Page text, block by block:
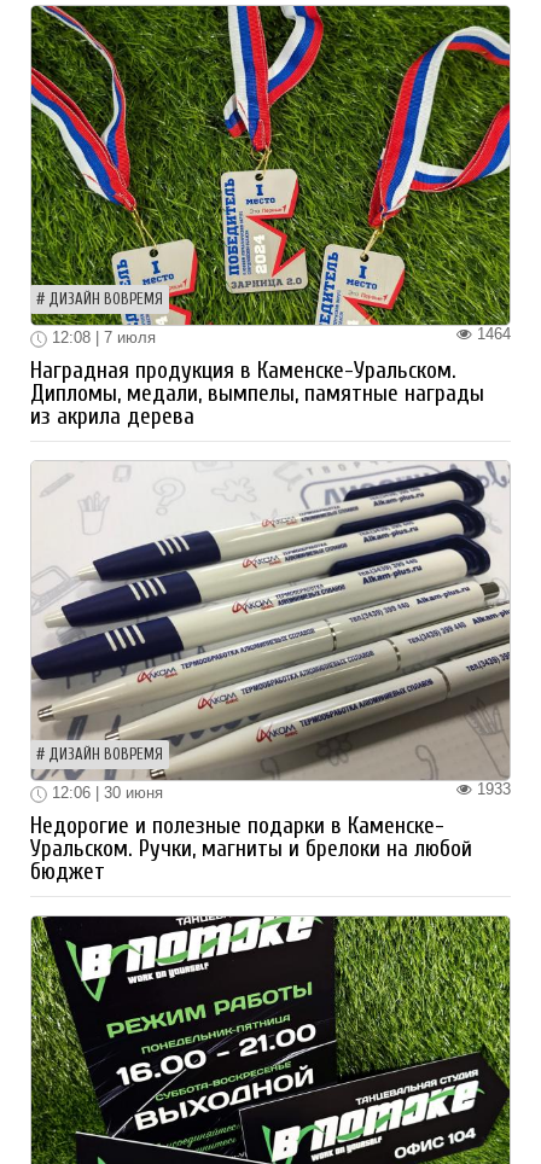
ДИЗАЙН ВОВРЕМЯ
1464
12:08 | 7 июля
Наградная продукция в Каменске-Уральском.
Дипломы, медали, вымпелы, памятные награды
из акрила дерева
ДИЗАЙН ВОВРЕМЯ
1933
12:06 | 30 июня
Недорогие и полезные подарки в Каменске-
Уральском. Ручки, магниты и брелоки на любой
бюджет